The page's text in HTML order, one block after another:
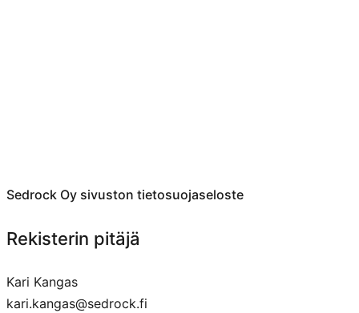
Sedrock Oy sivuston tietosuojaseloste
Rekisterin pitäjä
Kari Kangas
kari.kangas@sedrock.fi